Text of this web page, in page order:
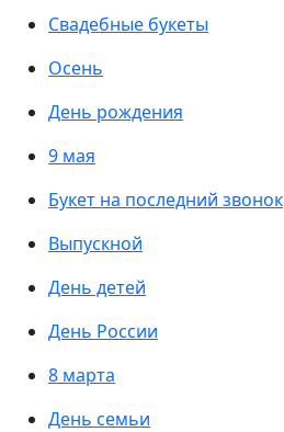
Свадебные букеты
Осень
День рождения
9 мая
Букет на последний звонок
Выпускной
День детей
День России
8 марта
День семьи